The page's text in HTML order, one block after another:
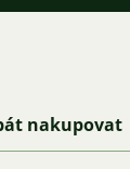
nakupovat